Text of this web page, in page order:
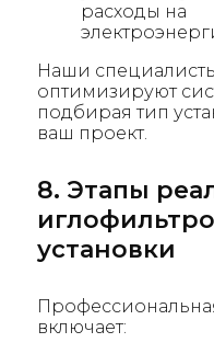
расходы на
Наши
оптимизируют
подбирая тип
ваш проект.
8. Этапы
установки
включает: